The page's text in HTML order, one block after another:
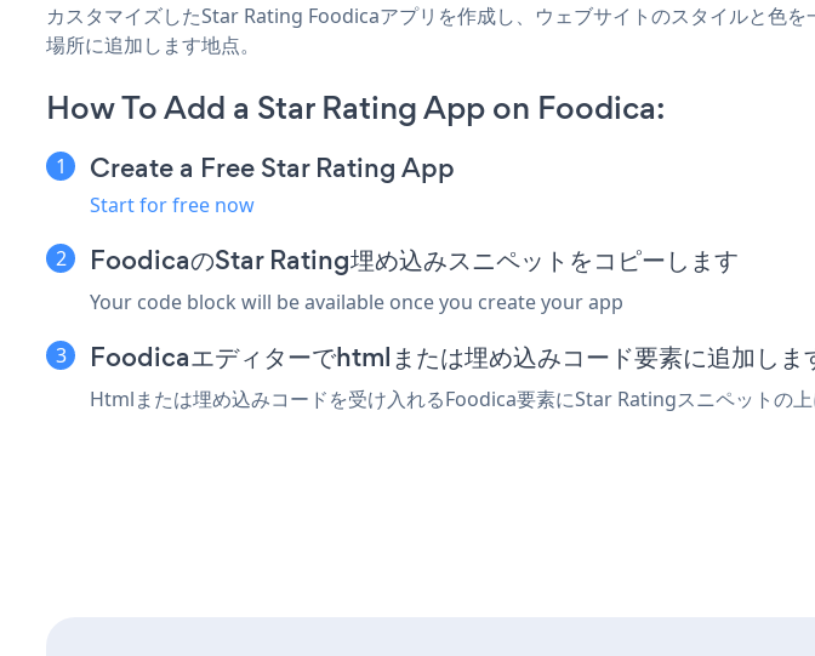
カスタマイズしたStar Rating Foodicaアプリを作成し、ウェブサイトのスタイルと色
場所に追加します地点。
How To Add a Star Rating App on Foodica:
Create a Free Star Rating App
Start for free now
FoodicaのStar Rating埋め込みスニペットをコピーします
Your code block will be available once you create your app
Foodicaエディターでhtmlまたは埋め込みコード要素に追加しま
Htmlまたは埋め込みコードを受け入れるFoodica要素にStar Ratingスニペットの